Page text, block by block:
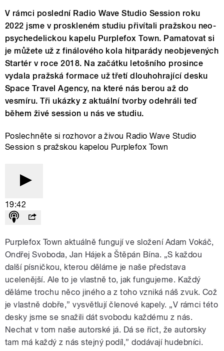
V rámci poslední Radio Wave Studio Session roku
2022 jsme v proskleném studiu přivítali pražskou neo-
psychedelickou kapelu Purplefox Town. Pamatovat si
je můžete už z finálového kola hitparády neobjevených
Startér v roce 2018. Na začátku letošního prosince
vydala pražská formace už třetí dlouhohrající desku
Space Travel Agency, na které nás berou až do
vesmíru. Tři ukázky z aktuální tvorby odehráli teď
během živé session u nás ve studiu.
Poslechněte si rozhovor a živou Radio Wave Studio
Session s pražskou kapelou Purplefox Town
19:42
Purplefox Town aktuálně fungují ve složení Adam Vokáč,
Ondřej Svoboda, Jan Hájek a Štěpán Bína. „S každou
další písničkou, kterou děláme je naše představa
ucelenější. Ale to je vlastně to, jak fungujeme. Každý
děláme trochu něco jiného a z toho vzniká náš zvuk. Což
je vlastně dobře,” vysvětlují členové kapely. „V rámci této
desky jsme se snažili dát svobodu každému z nás.
Nechat v tom naše autorské já. Dá se říct, že autorsky
tam má každý z nás stejný podíl,” dodávají hudebníci.